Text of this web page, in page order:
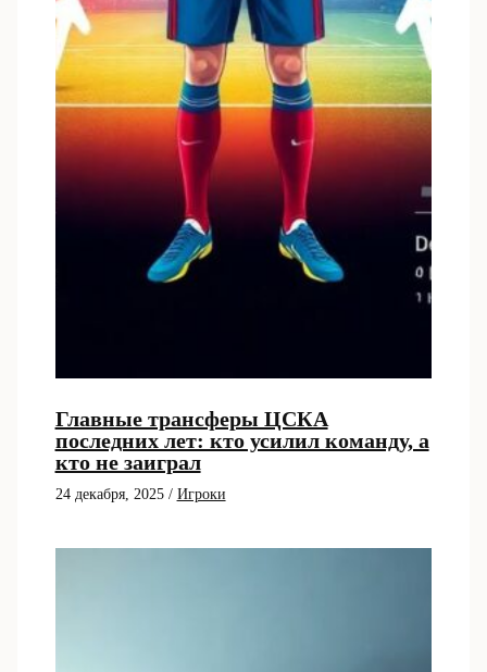
Главные трансферы ЦСКА
последних лет: кто усилил команду, а
кто не заиграл
24 декабря, 2025 / Игроки